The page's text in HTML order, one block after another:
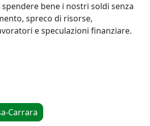
bene i nostri soldi senza
spreco di risorse,
e speculazioni finanziare.
Carrara